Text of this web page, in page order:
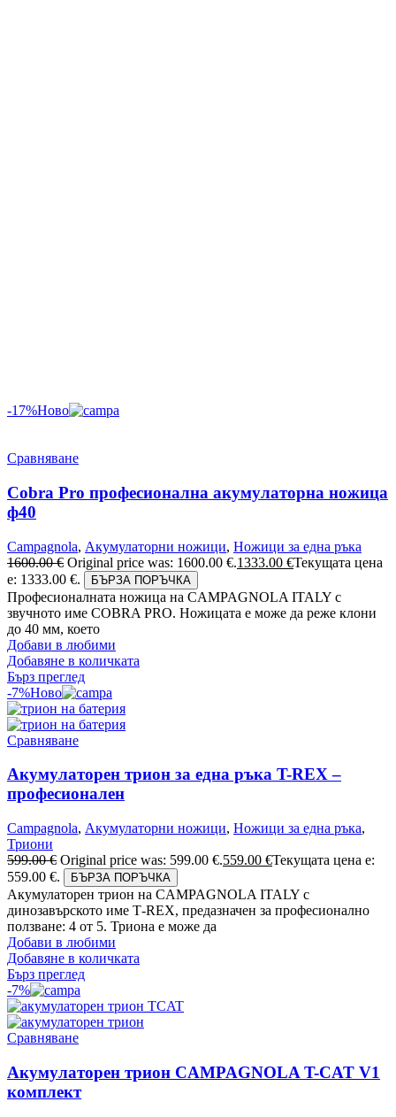
-17%Ново
Сравняване
Cobra Pro професионална акумулаторна ножица
ф40
Campagnola, Акумулаторни ножици, Ножици за една ръка
1600.00€ Original price was: 1600.00 €.1333.00 €Текущата цена
е: 1333.00 €.
БЪРЗА ПОРЪЧКА
Професионалната ножица на CAMPAGNOLA ITALY с
звучното име COBRA PRO. Ножицата е може да реже клони
до 40 мм, което
Добави в любими
Добавяне в количката
Бърз преглед
-7%Ново
Сравняване
Акумулаторен трион за една ръка T-REX –
професионален
Campagnola, Акумулаторни ножици, Ножици за една ръка,
Триони
599.00€ Original price was: 599.00 €.559.00 €Текущата цена е:
559.00 €.
БЪРЗА ПОРЪЧКА
Акумулаторен трион на CAMPAGNOLA ITALY с
динозавърското име Т-REX, предазначен за професионално
ползване: 4 от 5. Триона е може да
Добави в любими
Добавяне в количката
Бърз преглед
-7%
Сравняване
Акумулаторен трион CAMPAGNOLA T-CAT V1
комплект